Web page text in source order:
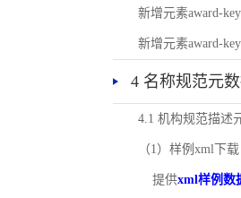
新增元素award-
新增元素award-
4 名称规范元
4.1 机构规范描述
（1）样例xml下载
提供xml样例数